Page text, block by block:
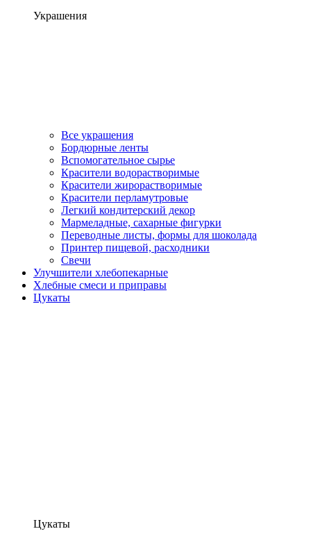
Украшения
Все украшения
Бордюрные ленты
Вспомогательное сырье
Красители водорастворимые
Красители жирорастворимые
Красители перламутровые
Легкий кондитерский декор
Мармеладные, сахарные фигурки
Переводные листы, формы для шоколада
Принтер пищевой, расходники
Свечи
Улучшители хлебопекарные
Хлебные смеси и приправы
Цукаты
Цукаты